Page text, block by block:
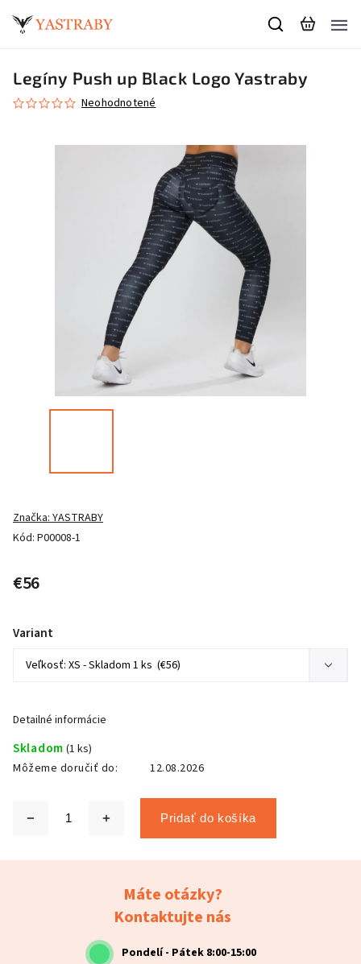
Legíny Push up Black Logo Yastraby
Neohodnotené
Kód: P00008-1
Značka:YASTRABY
€56
Skladom (1 ks)
Môžeme doručiť do:
12.08.2026
Variant
Pridať do košíka
Detailné informácie
Máte otázky?
Kontaktujte nás
Pondelí - Pátek 8:00-15:00